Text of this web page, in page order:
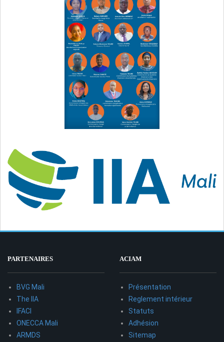
PARTENAIRES
BVG Mali
The IIA
IFACI
ONECCA Mali
ARMDS
ACIAM
Présentation
Reglement intérieur
Statuts
Adhésion
Sitemap